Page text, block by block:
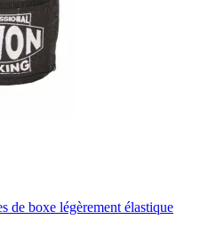
de boxe légèrement élastique